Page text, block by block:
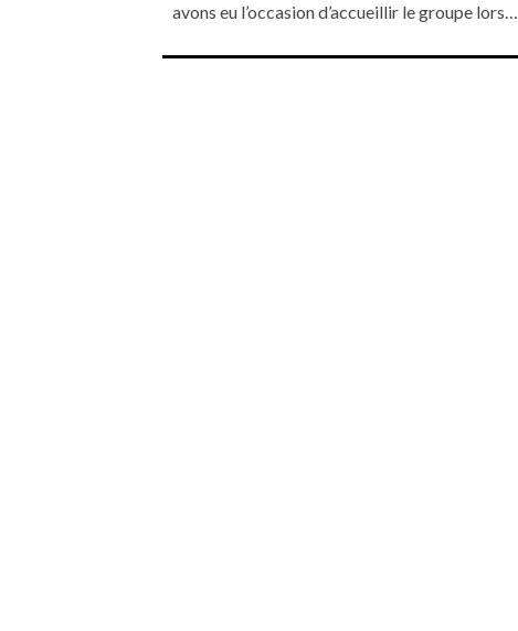
avons eu l’occasion d’accueillir le groupe lors…